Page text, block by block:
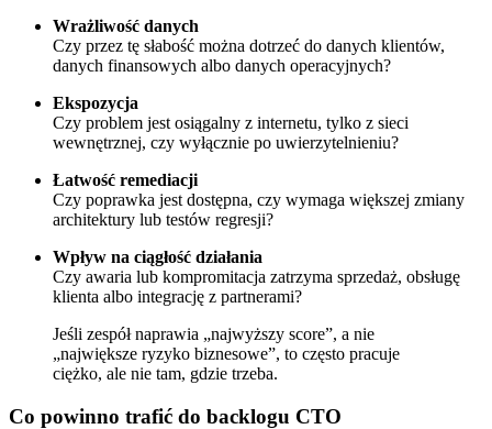
Wrażliwość danych
Czy przez tę słabość można dotrzeć do danych klientów,
danych finansowych albo danych operacyjnych?
Ekspozycja
Czy problem jest osiągalny z internetu, tylko z sieci
wewnętrznej, czy wyłącznie po uwierzytelnieniu?
Łatwość remediacji
Czy poprawka jest dostępna, czy wymaga większej zmiany
architektury lub testów regresji?
Wpływ na ciągłość działania
Czy awaria lub kompromitacja zatrzyma sprzedaż, obsługę
klienta albo integrację z partnerami?
Jeśli zespół naprawia „najwyższy score”, a nie
„największe ryzyko biznesowe”, to często pracuje
ciężko, ale nie tam, gdzie trzeba.
Co powinno trafić do backlogu CTO